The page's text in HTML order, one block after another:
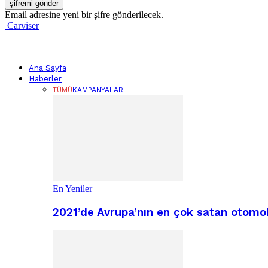
Email adresine yeni bir şifre gönderilecek.
Carviser
Ana Sayfa
Haberler
TÜMÜKAMPANYALAR
En Yeniler
2021’de Avrupa’nın en çok satan